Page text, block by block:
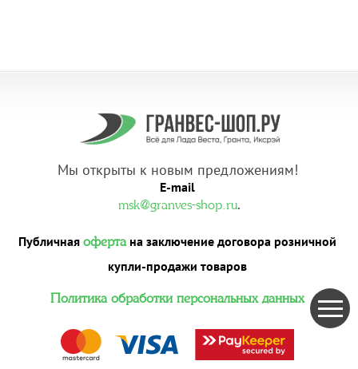
Мы открыты к новым предложениям!
E-mail
msk@granves-shop.ru.
Публичная офертана заключение договора розничной
купли-продажи товаров
Политика обработки персональных данных